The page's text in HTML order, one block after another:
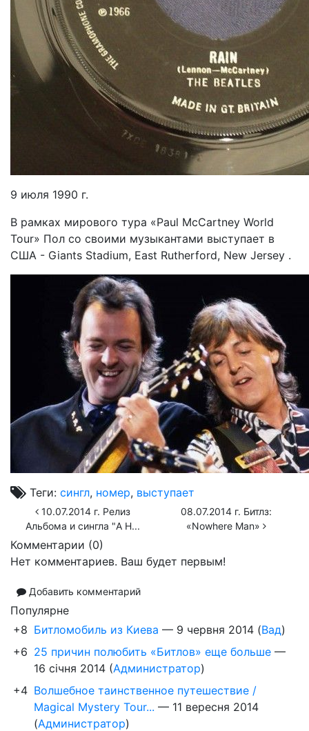
9 июля 1990 г.
В рамках мирового тура «Paul McCartney World
Tour» Пол со своими музыкантами выступает в
США - Giants Stadium, East Rutherford, New Jersey .
Теги: сингл, номер, выступает
10.07.2014 г. Релиз
Альбома и сингла "A H...
08.07.2014 г. Битлз:
«Nowhere Man»
Комментарии (0)
Нет комментариев. Ваш будет первым!
Добавить комментарий
Популярне
+8 Битломобиль из Киева — 9 червня 2014 (Вад)
+6 25 причин полюбить «Битлов» еще больше —
16 січня 2014 (Администратор)
+4 Волшебное таинственное путешествие /
Magical Mystery Tour... — 11 вересня 2014
(Администратор)